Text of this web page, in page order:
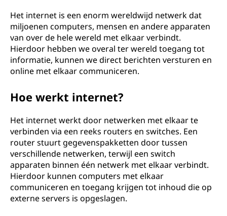
Het internet is een enorm wereldwijd netwerk dat
miljoenen computers, mensen en andere apparaten
van over de hele wereld met elkaar verbindt.
Hierdoor hebben we overal ter wereld toegang tot
informatie, kunnen we direct berichten versturen en
online met elkaar communiceren.
Hoe werkt internet?
Het internet werkt door netwerken met elkaar te
verbinden via een reeks routers en switches. Een
router stuurt gegevenspakketten door tussen
verschillende netwerken, terwijl een switch
apparaten binnen één netwerk met elkaar verbindt.
Hierdoor kunnen computers met elkaar
communiceren en toegang krijgen tot inhoud die op
externe servers is opgeslagen.